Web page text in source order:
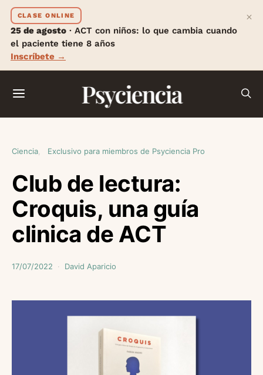
CLASE ONLINE
25 de agosto · ACT con niños: lo que cambia cuando
el paciente tiene 8 años
Inscríbete →
×
Psyciencia
Ciencia Exclusivo para miembros de Psyciencia Pro
Club de lectura:
Croquis, una guía
clinica de ACT
17/07/2022 David Aparicio